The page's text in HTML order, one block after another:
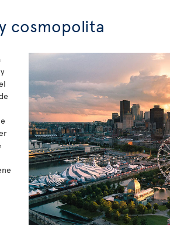
cosmopolita